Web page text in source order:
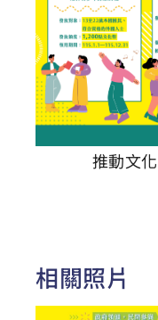
推動文
相關照片